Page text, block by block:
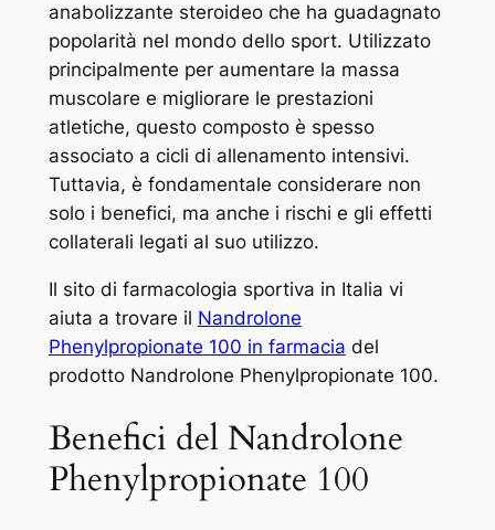
anabolizzante steroideo che ha guadagnato
popolarità nel mondo dello sport. Utilizzato
principalmente per aumentare la massa
muscolare e migliorare le prestazioni
atletiche, questo composto è spesso
associato a cicli di allenamento intensivi.
Tuttavia, è fondamentale considerare non
solo i benefici, ma anche i rischi e gli effetti
collaterali legati al suo utilizzo.
Il sito di farmacologia sportiva in Italia vi
aiuta a trovare il Nandrolone
Phenylpropionate 100 in farmacia del
prodotto Nandrolone Phenylpropionate 100.
Benefici del Nandrolone
Phenylpropionate 100